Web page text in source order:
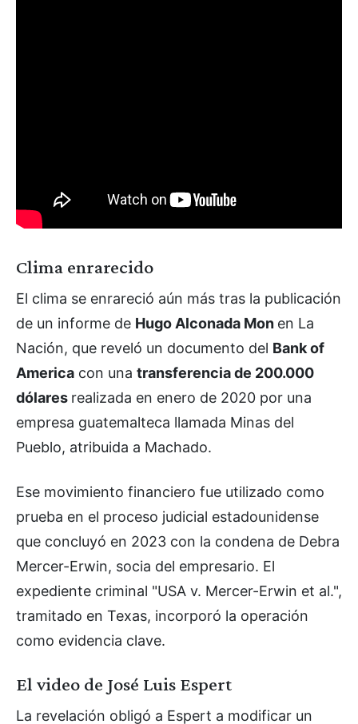
Clima enrarecido
El clima se enrareció aún más tras la publicación
de un informe de Hugo Alconada Mon en La
Nación, que reveló un documento del Bank of
America con una transferencia de 200.000
dólares realizada en enero de 2020 por una
empresa guatemalteca llamada Minas del
Pueblo, atribuida a Machado.
Ese movimiento financiero fue utilizado como
prueba en el proceso judicial estadounidense
que concluyó en 2023 con la condena de Debra
Mercer-Erwin, socia del empresario. El
expediente criminal "USA v. Mercer-Erwin et al.",
tramitado en Texas, incorporó la operación
como evidencia clave.
El video de José Luis Espert
La revelación obligó a Espert a modificar un